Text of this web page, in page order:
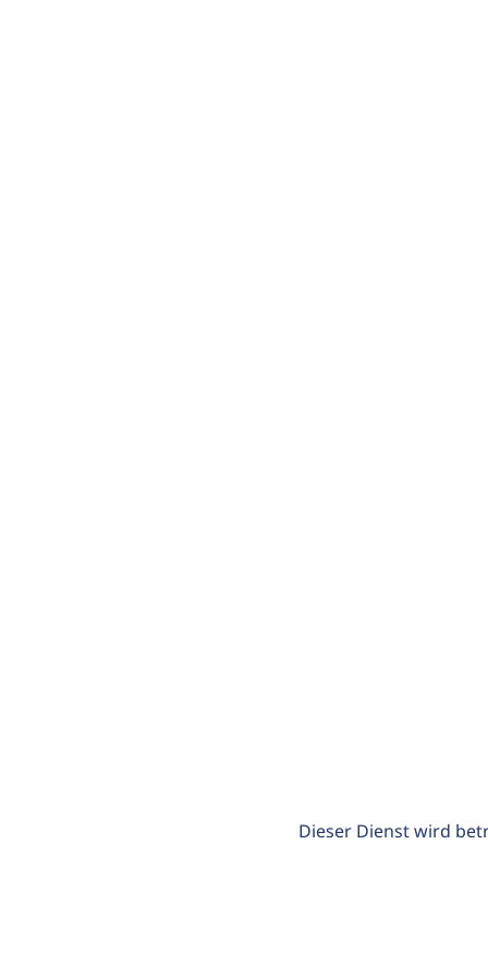
Dieser Dienst wird